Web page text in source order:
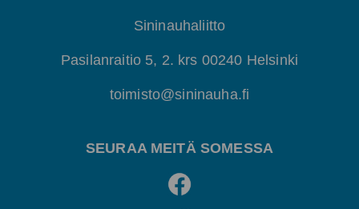
Sininauhaliitto
Pasilanraitio 5, 2. krs 00240 Helsinki
toimisto@sininauha.fi
SEURAA MEITÄ SOMESSA